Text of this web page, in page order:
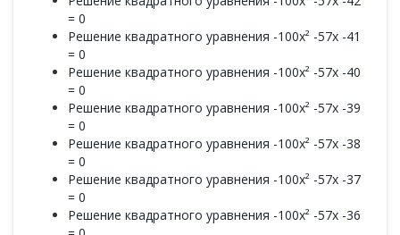
= 0
Решение квадратного уравнения -100x² -57x -41
= 0
Решение квадратного уравнения -100x² -57x -40
= 0
Решение квадратного уравнения -100x² -57x -39
= 0
Решение квадратного уравнения -100x² -57x -38
= 0
Решение квадратного уравнения -100x² -57x -37
= 0
Решение квадратного уравнения -100x² -57x -36